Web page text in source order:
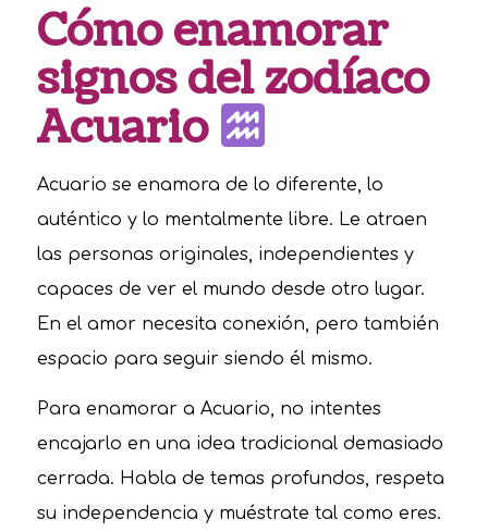
Cómo enamorar
signos del zodíaco
Acuario
Acuario se enamora de lo diferente, lo
auténtico y lo mentalmente libre. Le atraen
las personas originales, independientes y
capaces de ver el mundo desde otro lugar.
En el amor necesita conexión, pero también
espacio para seguir siendo él mismo.
Para enamorar a Acuario, no intentes
encajarlo en una idea tradicional demasiado
cerrada. Habla de temas profundos, respeta
su independencia y muéstrate tal como eres.